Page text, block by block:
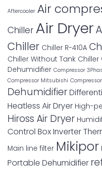
Aftercooler Air
Chiller Air Dryer
Chiller Chiller R-410A
Chiller Without Tank Chiller
Dehumidifier Compressor
Compressor Mitsubishi
Dehumidifier
Heatless Air Dryer High-
Hiross Air Dryer
Control BoxInverter
Main line filter Mikipor
Portable Dehumidifier